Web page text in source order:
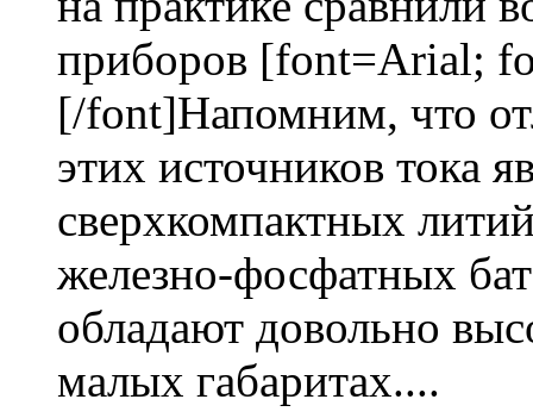
приборов [font=Arial;
[/font]Напомним, что
этих источников тока
сверхкомпактных
железно-фосфатных
обладают довольно
малых габаритах....